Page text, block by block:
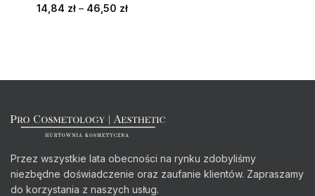
14,84 zł – 46,50 zł
Przez wszystkie lata obecności na rynku zdobyliśmy
niezbędne doświadczenie oraz zaufanie klientów. Zapraszamy
do korzystania z naszych usług.